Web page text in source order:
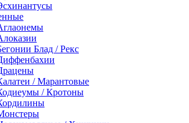
Блад / Рекс
/ Марантовые
/ Кротоны